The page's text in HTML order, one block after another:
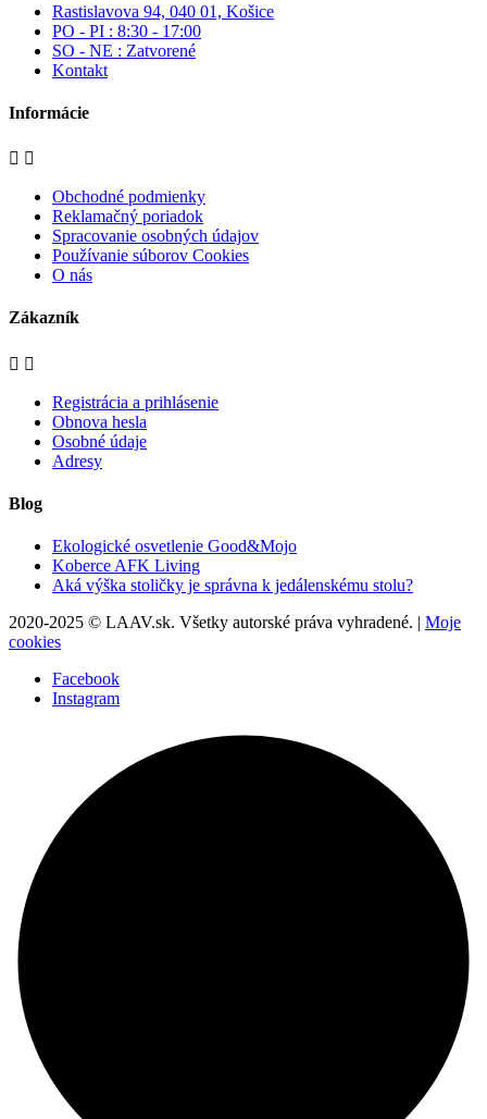
Rastislavova 94, 040 01, Košice
PO - PI : 8:30 - 17:00
SO - NE : Zatvorené
Kontakt
Informácie
 
Obchodné podmienky
Reklamačný poriadok
Spracovanie osobných údajov
Používanie súborov Cookies
O nás
Zákazník
 
Registrácia a prihlásenie
Obnova hesla
Osobné údaje
Adresy
Blog
Ekologické osvetlenie Good&Mojo
Koberce AFK Living
Aká výška stoličky je správna k jedálenskému stolu?
2020-2025 © LAAV.sk. Všetky autorské práva vyhradené. | Moje
cookies
Facebook
Instagram